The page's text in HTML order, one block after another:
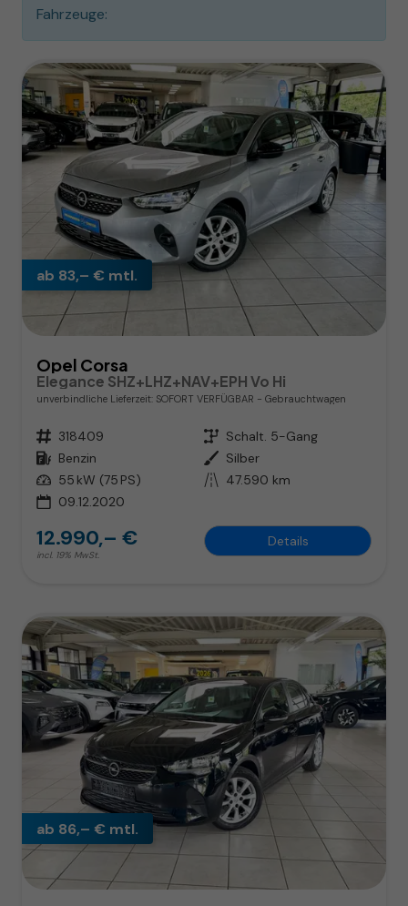
Fahrzeuge:
ab 83,– € mtl.
Opel Corsa
Elegance SHZ+LHZ+NAV+EPH Vo Hi
unverbindliche Lieferzeit: SOFORT VERFÜGBAR Gebrauchtwagen
Fahrzeugnr. 318409 Getriebe Schalt. 5-Gang
Kraftstoff Benzin Außenfarbe Silber
Leistung 55 kW (75 PS) Kilometerstand 47.590 km
09.12.2020
12.990,– €
incl. 19% MwSt.
Details
ab 86,– € mtl.